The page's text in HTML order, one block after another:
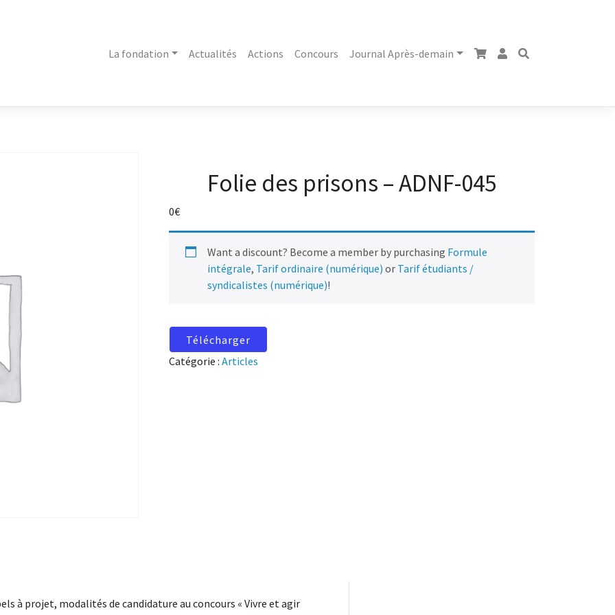
La fondation Actualités Actions Concours Journal Après-demain
Folie des prisons – ADNF-045
0€
Want a discount? Become a member by purchasing Formule
intégrale, Tarif ordinaire (numérique) or Tarif étudiants /
syndicalistes (numérique)!
Télécharger
Catégorie :Articles
à projet, modalités de candidature au concours « Vivre et agir